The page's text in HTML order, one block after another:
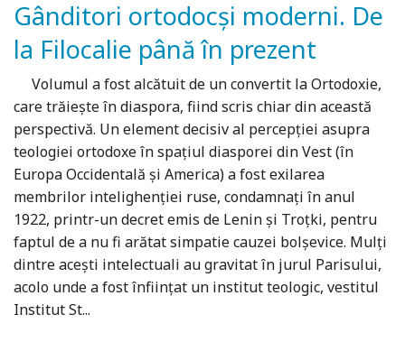
Gânditori ortodocși moderni. De
la Filocalie până în prezent
Volumul a fost alcătuit de un convertit la Ortodoxie,
care trăiește în diaspora, fiind scris chiar din această
perspectivă. Un element decisiv al percepției asupra
teologiei ortodoxe în spațiul diasporei din Vest (în
Europa Occidentală și America) a fost exilarea
membrilor intelighenției ruse, condamnați în anul
1922, printr-un decret emis de Lenin și Troțki, pentru
faptul de a nu fi arătat simpatie cauzei bolșevice. Mulți
dintre acești intelectuali au gravitat în jurul Parisului,
acolo unde a fost înființat un institut teologic, vestitul
Institut St...